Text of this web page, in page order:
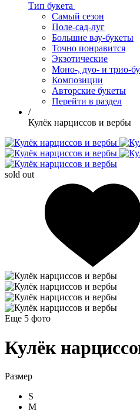
Тип букета
Самый сезон
Поле-сад-луг
Большие вау-букеты
Точно понравится
Экзотические
Моно-, дуо- и трио-
Композиции
Авторские букеты
Перейти в раздел
/
Кулёк нарциссов и вербы
sold out
Еще 5 фото
Кулёк
Размер
S
M